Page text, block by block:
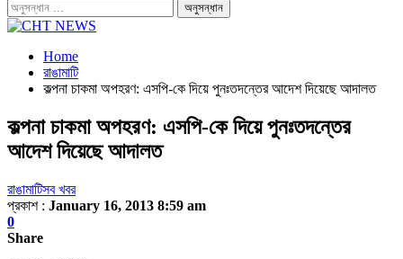
Home
রাঙামাটি
কল্পনা চাকমা অপহরণ: এসপি-কে দিয়ে পুনঃতদন্তের আদেশ দিয়েছে আদালত
কল্পনা চাকমা অপহরণ: এসপি-কে দিয়ে পুনঃতদন্তের
আদেশ দিয়েছে আদালত
রাঙামাটিসব খবর
প্রকাশ : January 16, 2013 8:59 am
0
Share